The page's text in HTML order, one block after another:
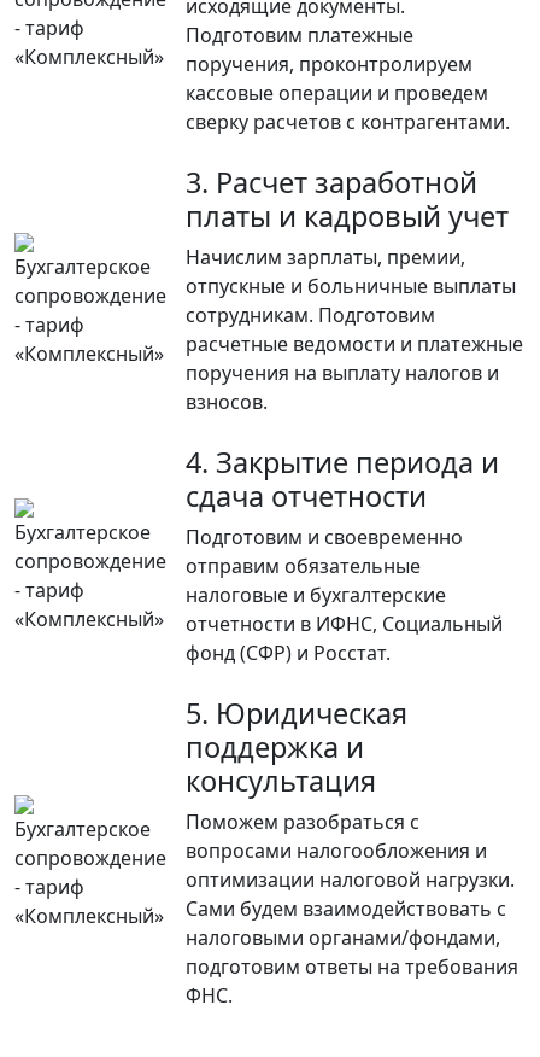
исходящие документы.
Подготовим платежные
поручения, проконтролируем
кассовые операции и проведем
сверку расчетов с контрагентами.
3. Расчет заработной
платы и кадровый учет
Начислим зарплаты, премии,
отпускные и больничные выплаты
сотрудникам. Подготовим
расчетные ведомости и платежные
поручения на выплату налогов и
взносов.
4. Закрытие периода и
сдача отчетности
Подготовим и своевременно
отправим обязательные
налоговые и бухгалтерские
отчетности в ИФНС, Социальный
фонд (СФР) и Росстат.
5. Юридическая
поддержка и
консультация
Поможем разобраться с
вопросами налогообложения и
оптимизации налоговой нагрузки.
Сами будем взаимодействовать с
налоговыми органами/фондами,
подготовим ответы на требования
ФНС.